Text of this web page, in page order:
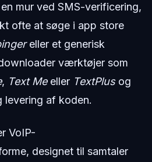
mur ved SMS-verificering,
ofte at søge i app store
eller et generisk
værktøjer som
, Text Meeller TextPlusog
levering af koden.
VoIP-
designet til samtaler